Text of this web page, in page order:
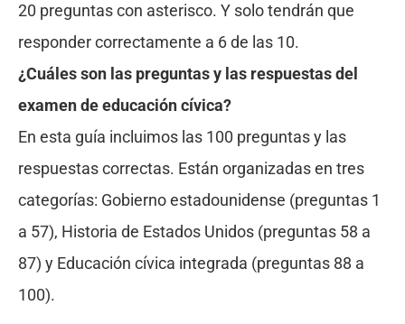
20 preguntas con asterisco. Y solo tendrán que
responder correctamente a 6 de las 10.
¿Cuáles son las preguntas y las respuestas del
examen de educación cívica?
En esta guía incluimos las 100 preguntas y las
respuestas correctas. Están organizadas en tres
categorías: Gobierno estadounidense (preguntas 1
a 57), Historia de Estados Unidos (preguntas 58 a
87) y Educación cívica integrada (preguntas 88 a
100).